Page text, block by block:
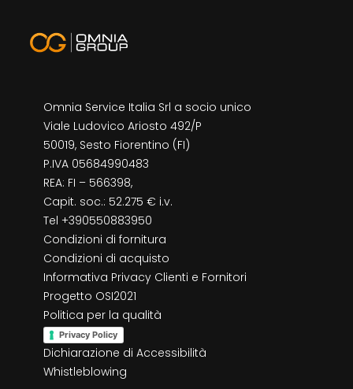
Omnia Service Italia Srl a socio unico
Viale Ludovico Ariosto 492/P
50019, Sesto Fiorentino (FI)
P.IVA 05684990483
REA: FI – 566398,
Capit. soc.: 52.275 € i.v.
Tel +390550883950
Condizioni di fornitura
Condizioni di acquisto
Informativa Privacy Clienti e Fornitori
Progetto OSI2021
Politica per la qualità
Privacy Policy
Dichiarazione di Accessibilità
Whistleblowing